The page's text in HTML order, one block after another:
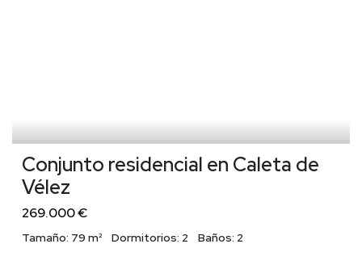
Conjunto residencial en Caleta de
Vélez
269.000 €
Tamaño: 79 m² Dormitorios: 2 Baños: 2